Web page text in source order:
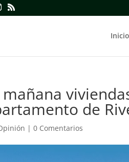
Inicio
de
|0 Comentarios